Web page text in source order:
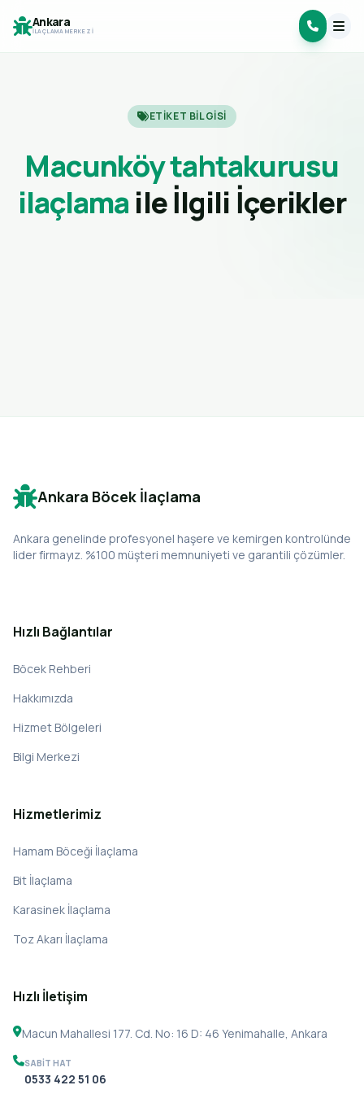
Ankara
İLAÇLAMA MERKEZI
ETIKET BILGISI
Macunköy tahtakurusu
ilaçlama ile İlgili İçerikler
Ankara Böcek İlaçlama
Ankara genelinde profesyonel haşere ve kemirgen kontrolünde
lider firmayız. %100 müşteri memnuniyeti ve garantili çözümler.
Hızlı Bağlantılar
Böcek Rehberi
Hakkımızda
Hizmet Bölgeleri
Bilgi Merkezi
Hizmetlerimiz
Hamam Böceği İlaçlama
Bit İlaçlama
Karasinek İlaçlama
Toz Akarı İlaçlama
Hızlı İletişim
Macun Mahallesi 177. Cd. No: 16 D: 46 Yenimahalle, Ankara
SABIT HAT
0533 422 51 06